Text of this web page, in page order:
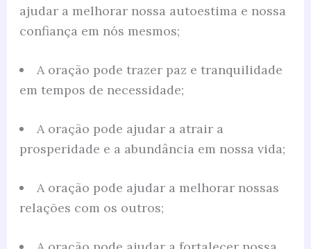
ajudar a melhorar nossa autoestima e nossa
confiança em nós mesmos;
A oração pode trazer paz e tranquilidade
em tempos de necessidade;
A oração pode ajudar a atrair a
prosperidade e a abundância em nossa vida;
A oração pode ajudar a melhorar nossas
relações com os outros;